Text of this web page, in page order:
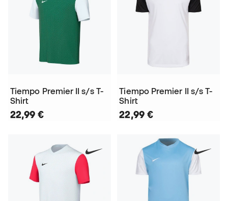
Tiempo Premier II s/s T-
Shirt
22,99 €
Tiempo Premier II s/s T-
Shirt
22,99 €